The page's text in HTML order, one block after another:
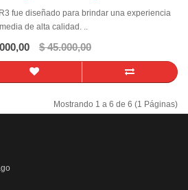
fue diseñado para brindar una experiencia
de alta calidad. ..
$ 45.000,00
Mostrando 1 a 6 de 6 (1 Páginas)